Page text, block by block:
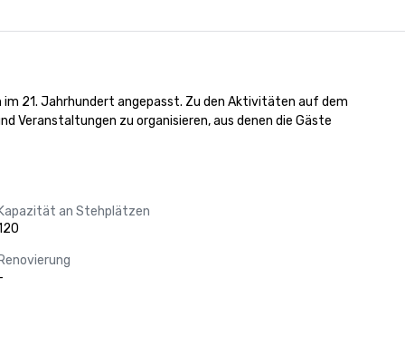
21. Jahrhundert angepasst. Zu den Aktivitäten auf dem
Veranstaltungen zu organisieren, aus denen die Gäste
an Stehplätzen